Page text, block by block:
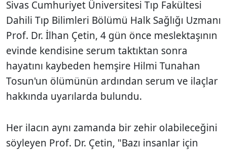
Sivas Cumhuriyet Üniversitesi Tıp Fakültesi
Dahili Tıp Bilimleri Bölümü Halk Sağlığı Uzmanı
Prof. Dr. İlhan Çetin, 4 gün önce meslektaşının
evinde kendisine serum taktıktan sonra
hayatını kaybeden hemşire Hilmi Tunahan
Tosun'un ölümünün ardından serum ve ilaçlar
hakkında uyarılarda bulundu.
Her ilacın aynı zamanda bir zehir olabileceğini
söyleyen Prof. Dr. Çetin, "Bazı insanlar için